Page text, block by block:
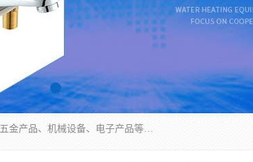
北京华信万佳商贸有限公司主要经营销售食用农产品、建筑材料，五金产品、机械设备、电子产品等。 我们有好的产品和专业的销售和技术团队，始终为客户提供好的产品和技术支持、健全的售后服务，如果您对我公司的产品服务有兴趣，期待您在线留言或者来电咨询!